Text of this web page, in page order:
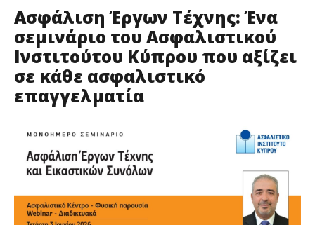
Ασφάλιση Έργων Τέχνης: Ένα
σεμινάριο του Ασφαλιστικού
Ινστιτούτου Κύπρου που αξίζει
σε κάθε ασφαλιστικό
επαγγελματία